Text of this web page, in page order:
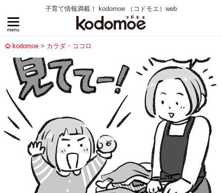
子育て情報満載！ kodomoe （コドモエ）web
kodomoe カラダ・ココロ